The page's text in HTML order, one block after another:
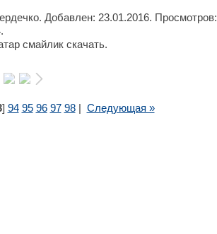
Добавлен: 23.01.2016. Просмотров:
смайлик скачать.
] 94 95 96 97 98| Следующая »